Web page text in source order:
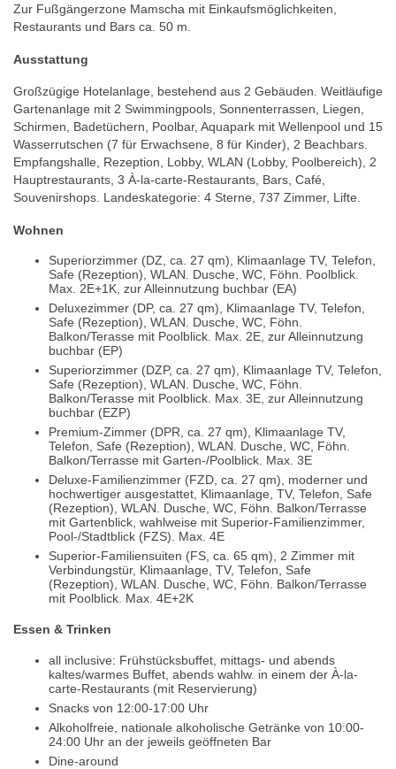
Zur Fußgängerzone Mamscha mit Einkaufsmöglichkeiten,
Restaurants und Bars ca. 50 m.
Ausstattung
Großzügige Hotelanlage, bestehend aus 2 Gebäuden. Weitläufige
Gartenanlage mit 2 Swimmingpools, Sonnenterrassen, Liegen,
Schirmen, Badetüchern, Poolbar, Aquapark mit Wellenpool und 15
Wasserrutschen (7 für Erwachsene, 8 für Kinder), 2 Beachbars.
Empfangshalle, Rezeption, Lobby, WLAN (Lobby, Poolbereich), 2
Hauptrestaurants, 3 À-la-carte-Restaurants, Bars, Café,
Souvenirshops. Landeskategorie: 4 Sterne, 737 Zimmer, Lifte.
Wohnen
Superiorzimmer (DZ, ca. 27 qm), Klimaanlage TV, Telefon,
Safe (Rezeption), WLAN. Dusche, WC, Föhn. Poolblick.
Max. 2E+1K, zur Alleinnutzung buchbar (EA)
Deluxezimmer (DP, ca. 27 qm), Klimaanlage TV, Telefon,
Safe (Rezeption), WLAN. Dusche, WC, Föhn.
Balkon/Terasse mit Poolblick. Max. 2E, zur Alleinnutzung
buchbar (EP)
Superiorzimmer (DZP, ca. 27 qm), Klimaanlage TV, Telefon,
Safe (Rezeption), WLAN. Dusche, WC, Föhn.
Balkon/Terasse mit Poolblick. Max. 3E, zur Alleinnutzung
buchbar (EZP)
Premium-Zimmer (DPR, ca. 27 qm), Klimaanlage TV,
Telefon, Safe (Rezeption), WLAN. Dusche, WC, Föhn.
Balkon/Terrasse mit Garten-/Poolblick. Max. 3E
Deluxe-Familienzimmer (FZD, ca. 27 qm), moderner und
hochwertiger ausgestattet, Klimaanlage, TV, Telefon, Safe
(Rezeption), WLAN. Dusche, WC, Föhn. Balkon/Terrasse
mit Gartenblick, wahlweise mit Superior-Familienzimmer,
Pool-/Stadtblick (FZS). Max. 4E
Superior-Familiensuiten (FS, ca. 65 qm), 2 Zimmer mit
Verbindungstür, Klimaanlage, TV, Telefon, Safe
(Rezeption), WLAN. Dusche, WC, Föhn. Balkon/Terrasse
mit Poolblick. Max. 4E+2K
Essen & Trinken
all inclusive: Frühstücksbuffet, mittags- und abends
kaltes/warmes Buffet, abends wahlw. in einem der À-la-
carte-Restaurants (mit Reservierung)
Snacks von 12:00-17:00 Uhr
Alkoholfreie, nationale alkoholische Getränke von 10:00-
24:00 Uhr an der jeweils geöffneten Bar
Dine-around